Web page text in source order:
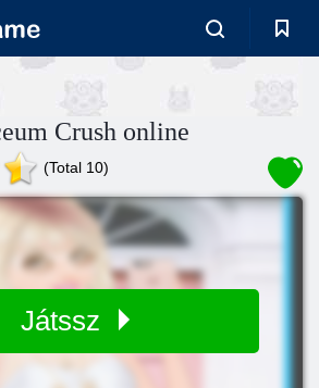
Crush online
(Total 10)
Játssz